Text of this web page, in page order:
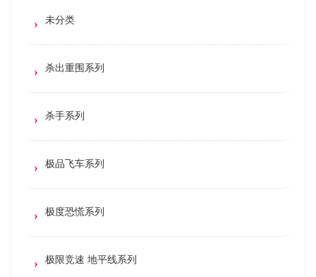
未分类
杀出重围系列
杀手系列
极品飞车系列
极度恐慌系列
极限竞速 地平线系列